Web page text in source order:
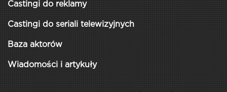
Castingi do reklamy
Castingi do seriali telewizyjnych
Baza aktorów
Wiadomości i artykuły